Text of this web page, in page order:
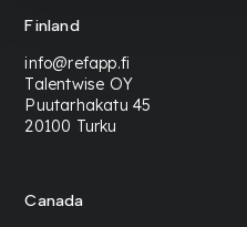
Finland
info@refapp.fi
Talentwise OY
Puutarhakatu 45
20100 Turku
Canada